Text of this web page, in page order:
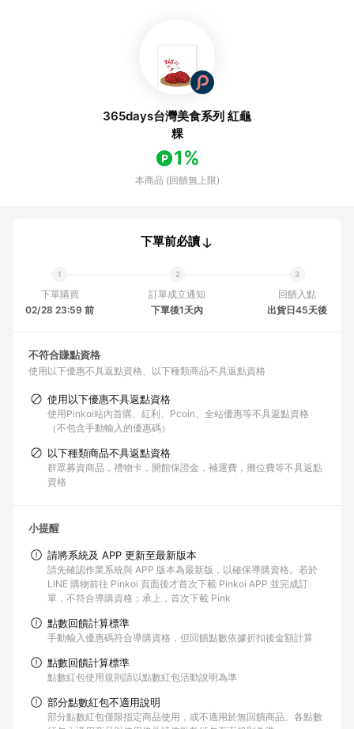
365days台灣美食系列 紅龜
粿
1%
本商品 (回饋無上限)
下單前必讀
下單購買
02/28 23:59 前
訂單成立通知
下單後1天內
回饋入點
出貨日45天後
不符合賺點資格
使用以下優惠不具返點資格 以下種類商品不具返點資格
使用以下優惠不具返點資格
使用Pinkoi站內首購、紅利、Pcoin、全站優惠等不具返點資格
（不包含手動輸入的優惠碼）
以下種類商品不具返點資格
群眾募資商品，禮物卡，開館保證金，補運費，攤位費等不具返點
資格
小提醒
請將系統及 APP 更新至最新版本
請先確認作業系統與 APP 版本為最新版，以確保導購資格。若於
LINE 購物前往 Pinkoi 頁面後才首次下載 Pinkoi APP 並完成訂
單，不符合導購資格；承上，首次下載 Pink
點數回饋計算標準
手動輸入優惠碼符合導購資格，但回饋點數依據折扣後金額計算
點數回饋計算標準
點數紅包使用規則請以點數紅包活動說明為準
部分點數紅包不適用說明
部分點數紅包僅限指定商品使用，或不適用於無回饋商品。各點數